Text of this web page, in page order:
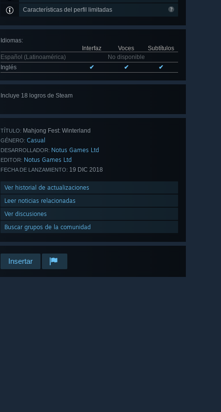
Características del perfil limitadas
Idiomas:
Interfaz
Voces
Subtítulos
Español (Latinoamérica)
No disponible
Inglés
✔ ✔ ✔
Incluye 18 logros de Steam
TÍTULO: Mahjong Fest: Winterland
GÉNERO: Casual
DESARROLLADOR: Notus Games Ltd
EDITOR: Notus Games Ltd
FECHA DE LANZAMIENTO: 19 DIC 2018
Ver historial de actualizaciones
Leer noticias relacionadas
Ver discusiones
Buscar grupos de la comunidad
Insertar